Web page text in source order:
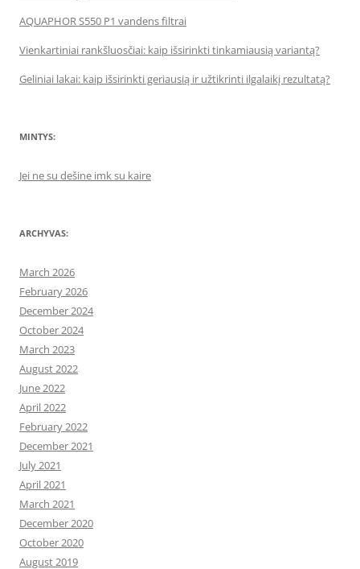
AQUAPHOR S550 P1 vandens filtrai
Vienkartiniai rankšluosčiai: kaip išsirinkti tinkamiausią variantą?
Geliniai lakai: kaip išsirinkti geriausią ir užtikrinti ilgalaikį rezultatą?
MINTYS:
Jei ne su dešine imk su kaire
ARCHYVAS:
March 2026
February 2026
December 2024
October 2024
March 2023
August 2022
June 2022
April 2022
February 2022
December 2021
July 2021
April 2021
March 2021
December 2020
October 2020
August 2019